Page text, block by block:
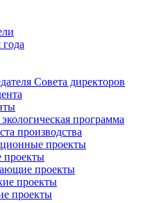
Совета директоров
программа
производства
проекты
проекты
проекты
проекты